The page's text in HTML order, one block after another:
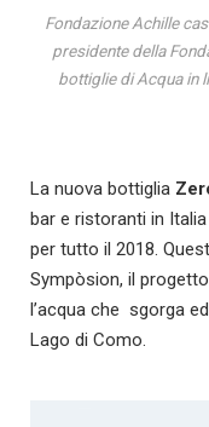
Fondazione Achille
presidente della
bottiglie di Acqua in
La nuova bottiglia
bar e ristoranti in
per tutto il 2018.
Sympòsion, il
l’acqua che sgorga
Lago di Como.